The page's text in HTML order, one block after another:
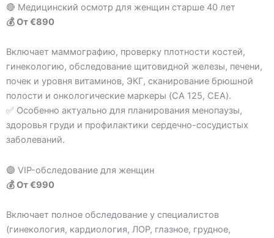
🔴 Медицинский осмотр для женщин старше 40 лет
💰 От €890
Включает маммографию, проверку плотности костей,
гинекологию, обследование щитовидной железы, печени,
почек и уровня витаминов, ЭКГ, сканирование брюшной
полости и онкологические маркеры (CA 125, CEA).
✅ Особенно актуально для планирования менопаузы,
здоровья груди и профилактики сердечно-сосудистых
заболеваний.
🟣 VIP-обследование для женщин
💰 От €990
Включает полное обследование у специалистов
(гинекология, кардиология, ЛОР, глазное, грудное,